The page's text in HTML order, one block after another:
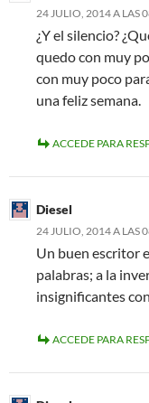
24 JULIO, 2014 A LAS
¿Y el silencio?
quedo con muy
con muy poco
una feliz semana.
ACCEDE PARA
Diesel
24 JULIO, 2014 A LAS
Un buen escritor
palabras; a la
insignificantes
ACCEDE PARA